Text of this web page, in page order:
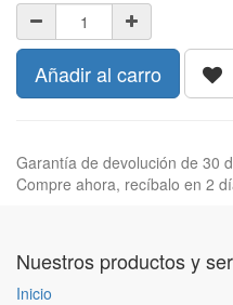
Añadir al carro
Garantía de devolución de 30
Compre ahora, recíbalo en 2
Nuestros productos y
Inicio